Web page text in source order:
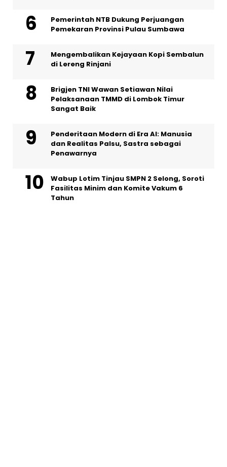
Pemerintah NTB Dukung Perjuangan
Pemekaran Provinsi Pulau Sumbawa
Mengembalikan Kejayaan Kopi Sembalun
di Lereng Rinjani
Brigjen TNI Wawan Setiawan Nilai
Pelaksanaan TMMD di Lombok Timur
Sangat Baik
Penderitaan Modern di Era AI: Manusia
dan Realitas Palsu, Sastra sebagai
Penawarnya
Wabup Lotim Tinjau SMPN 2 Selong, Soroti
Fasilitas Minim dan Komite Vakum 6
Tahun